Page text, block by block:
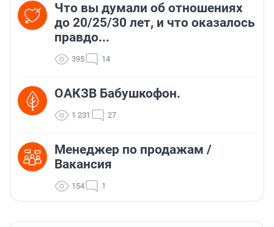
Что вы думали об отношениях
до 20/25/30 лет, и что оказалось
правдо...
395 14
ОАКЗВ Бабушкофон.
1 231 27
Менеджер по продажам /
Вакансия
154 1